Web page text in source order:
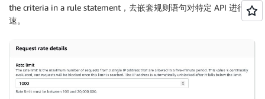
the criteria in a rule statement，去嵌套规则语句对特定 API 进行限
速。